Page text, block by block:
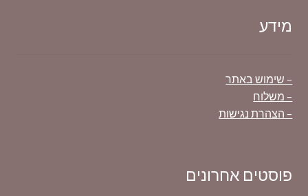
מידע
– שימוש באתר
– משלוח
– הצהרת נגישות
פוסטים אחרונים